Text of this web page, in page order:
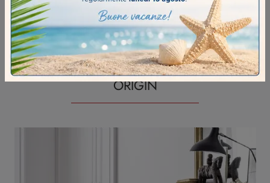
ORIGIN